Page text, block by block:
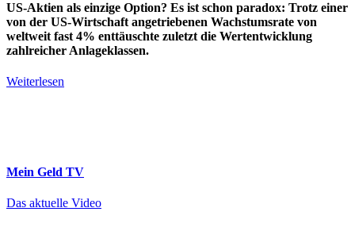
US-Aktien als einzige Option? Es ist schon paradox: Trotz einer
von der US-Wirtschaft angetriebenen Wachstumsrate von
weltweit fast 4% enttäuschte zuletzt die Wertentwicklung
zahlreicher Anlageklassen.
Weiterlesen
Mein Geld TV
Das aktuelle Video